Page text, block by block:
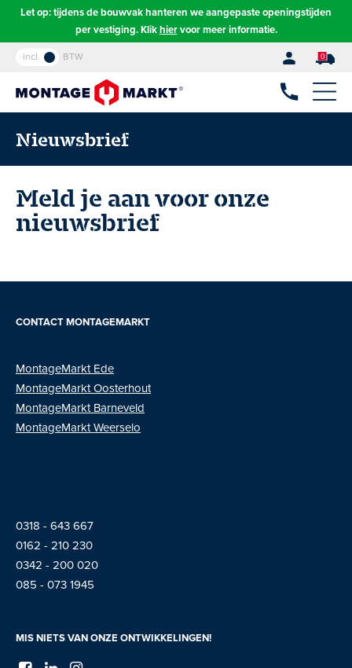
Let op: tijdens de bouwvak hanteren we aangepaste openingstijden
per vestiging. Klikhiervoor meer informatie.
incl. BTW 0
Nieuwsbrief
Meld je aan voor onze
nieuwsbrief
CONTACT MONTAGEMARKT
MontageMarkt Ede
MontageMarktOosterhout
MontageMarkt Barneveld
MontageMarkt Weerselo
0318 - 643 667
0162 - 210 230
0342 - 200 020
085 - 073 1945
MIS NIETS VAN ONZE ONTWIKKELINGEN!